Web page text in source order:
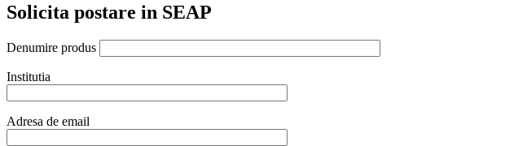
Solicita postare in SEAP
Denumire produs
Institutia
Adresa de email